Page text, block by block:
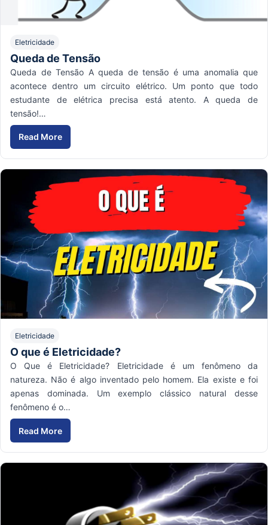
Eletricidade
Queda de Tensão
Queda de Tensão A queda de tensão é uma anomalia que
acontece dentro um circuito elétrico. Um ponto que todo
estudante de elétrica precisa está atento. A queda de
tensão!…
Read More
Eletricidade
O que é Eletricidade?
O Que é Eletricidade? Eletricidade é um fenômeno da
natureza. Não é algo inventado pelo homem. Ela existe e foi
apenas dominada. Um exemplo clássico natural desse
fenômeno é o…
Read More